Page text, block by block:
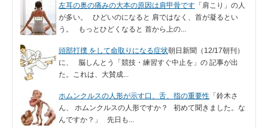
左耳の奥の痛みの大本の原因は肩甲骨です 「肩こり」の人
が多い。 ひどいのになると 肩ではなく、首が凝るとい
う。 もっとひどくなると 首から上の...
頭部打撲 をして命取りになる症状朝日新聞（12/17朝刊）
に、 脳しんとう「競技・練習すぐ中止を」の 記事が出
た。これは、大賛成...
ホムンクルスの人形が示す口、舌、指の重要性 「鈴木さ
ん、 ホムンクルスの人形ですか？ 初めて聞きました。な
んですか？」 先日も...